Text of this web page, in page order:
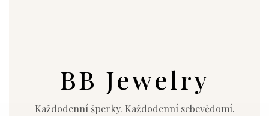
BB Jewelry
Každodenní šperky. Každodenní sebevědomí.